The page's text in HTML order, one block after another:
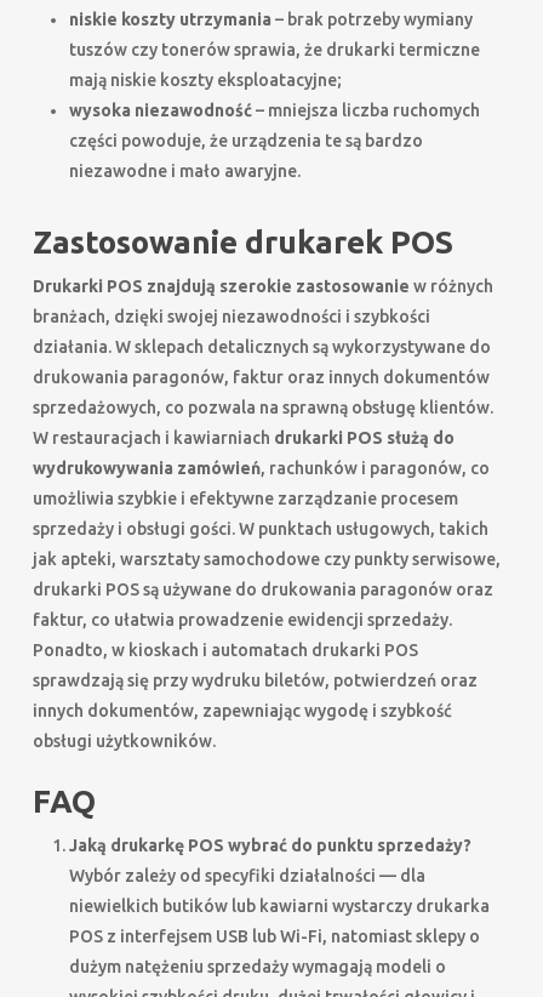
niskie koszty utrzymania – brak potrzeby wymiany
tuszów czy tonerów sprawia, że drukarki termiczne
mają niskie koszty eksploatacyjne;
wysoka niezawodność– mniejsza liczba ruchomych
części powoduje, że urządzenia te są bardzo
niezawodne i mało awaryjne.
Zastosowanie drukarek POS
Drukarki POS znajdują szerokie zastosowanie w różnych
branżach, dzięki swojej niezawodności i szybkości
działania. W sklepach detalicznych są wykorzystywane do
drukowania paragonów, faktur oraz innych dokumentów
sprzedażowych, co pozwala na sprawną obsługę klientów.
W restauracjach i kawiarniach drukarki POS służą do
wydrukowywania zamówień, rachunków i paragonów, co
umożliwia szybkie i efektywne zarządzanie procesem
sprzedaży i obsługi gości. W punktach usługowych, takich
jak apteki, warsztaty samochodowe czy punkty serwisowe,
drukarki POS są używane do drukowania paragonów oraz
faktur, co ułatwia prowadzenie ewidencji sprzedaży.
Ponadto, w kioskach i automatach drukarki POS
sprawdzają się przy wydruku biletów, potwierdzeń oraz
innych dokumentów, zapewniając wygodę i szybkość
obsługi użytkowników.
FAQ
Jaką drukarkę POS wybrać do punktu sprzedaży?
Wybór zależy od specyfiki działalności — dla
niewielkich butików lub kawiarni wystarczy drukarka
POS z interfejsem USB lub Wi-Fi, natomiast sklepy o
dużym natężeniu sprzedaży wymagają modeli o